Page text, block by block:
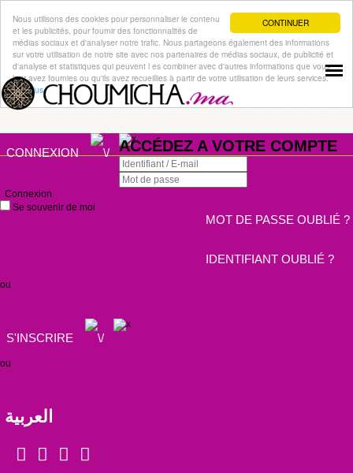
CONTINUER
Nous utilisons des cookies pour personnaliser le contenu
et les publicités, pour fournir des fonctionnalités de
médias sociaux et d'analyser notre trafic. Nous partageons également des informations
sur votre utilisation de notre site avec nos partenaires de médias sociaux, de publicité et
d'analyse et statistiques qui peuvent l es combiner avec d'autres informations que vous
leur avez fournies ou qu'ils avez recueillies à partir de votre utilisation de leurs services.
Lire plus
CONNEXION ACCÉDEZ A VOTRE COMPTE
Connexion
Se souvenir de moi
MOT DE PASSE OUBLIÉ ?
IDENTIFIANT OUBLIÉ ?
ou
S'INSCRIRE
ou
العربية